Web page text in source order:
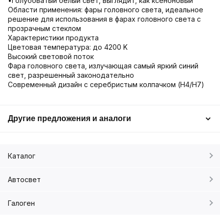
Области применения: фары головного света, идеальное
решение для использования в фарах головного света с
прозрачным стеклом
Характеристики продукта
Цветовая температура: до 4200 K
Высокий световой поток
Фара головного света, излучающая самый яркий синий
свет, разрешенный законодательно
Современный дизайн с серебристым колпачком (H4/H7)
Другие предложения и аналоги
Каталог
Автосвет
Галоген